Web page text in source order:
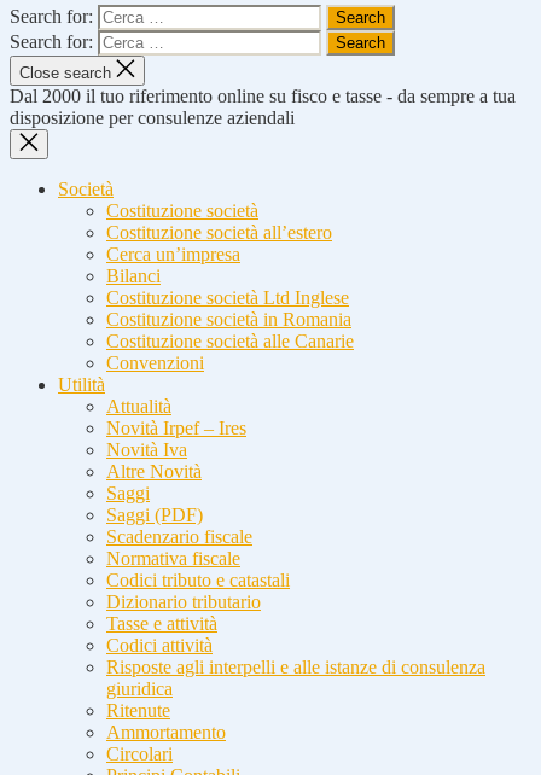
Search for:
Search for:
Close search
Dal 2000 il tuo riferimento online su fisco e tasse - da sempre a tua
disposizione per consulenze aziendali
Società
Costituzione società
Costituzione società all’estero
Cerca un’impresa
Bilanci
Costituzione società Ltd Inglese
Costituzione società in Romania
Costituzione società alle Canarie
Convenzioni
Utilità
Attualità
Novità Irpef – Ires
Novità Iva
Altre Novità
Saggi
Saggi (PDF)
Scadenzario fiscale
Normativa fiscale
Codici tributo e catastali
Dizionario tributario
Tasse e attività
Codici attività
Risposte agli interpelli e alle istanze di consulenza
giuridica
Ritenute
Ammortamento
Circolari